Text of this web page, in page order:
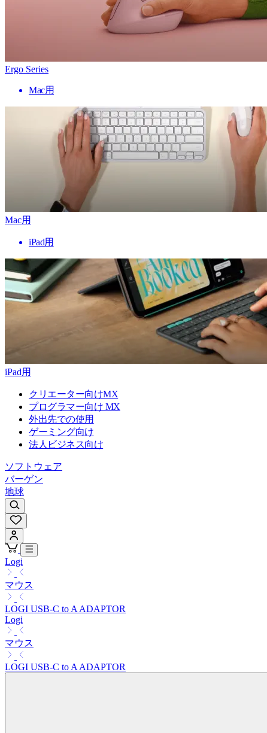
Ergo Series
Mac用
Mac用
iPad用
iPad用
クリエーター向けMX
プログラマー向け MX
外出先での使用
ゲーミング向け
法人ビジネス向け
ソフトウェア
バーゲン
地球
Logi
マウス
LOGI USB-C to A ADAPTOR
Logi
マウス
LOGI USB-C to A ADAPTOR